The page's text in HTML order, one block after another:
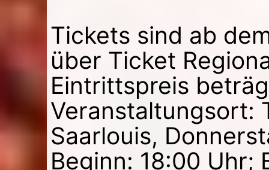
Tickets sind ab
über Ticket
Eintrittspreis
Veranstaltungsort:
Saarlouis,
Beginn: 18:00 Uhr;